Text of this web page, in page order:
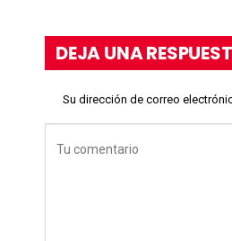
DEJA UNA
Su dirección de correo